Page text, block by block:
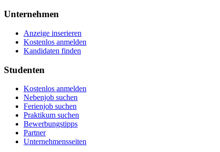
Unternehmen
Anzeige inserieren
Kostenlos anmelden
Kandidaten finden
Studenten
Kostenlos anmelden
Nebenjob suchen
Ferienjob suchen
Praktikum suchen
Bewerbungstipps
Partner
Unternehmensseiten